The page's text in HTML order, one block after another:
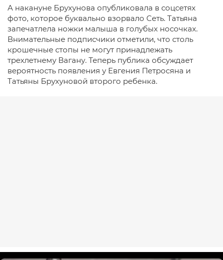
А накануне Брухунова опубликовала в соцсетях
фото, которое буквально взорвало Сеть. Татьяна
запечатлела ножки малыша в голубых носочках.
Внимательные подписчики отметили, что столь
крошечные стопы не могут принадлежать
трехлетнему Вагану. Теперь публика обсуждает
вероятность появления у Евгения Петросяна и
Татьяны Брухуновой второго ребенка.